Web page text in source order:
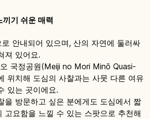
기 쉬운 매력
안내되어 있으며, 산의 자연에 둘러싸
져 있어요.
국정공원(Meiji no Mori Minō Quasi-
위치해 도심의 사찰과는 사뭇 다른 여유
있는 곳이에요.
을 방문하고 싶은 분에게도 도심에서 짧
고요함을 느낄 수 있는 스팟으로 추천해